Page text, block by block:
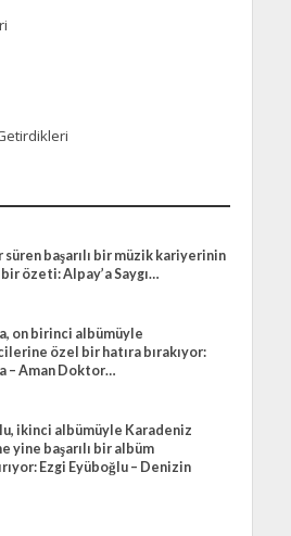
süren başarılı bir müzik kariyerinin
bir özeti: Alpay’a Saygı…
on birinci albümüyle
özel bir hatıra bırakıyor:
– Aman Doktor…
ikinci albümüyle Karadeniz
yine başarılı bir albüm
Ezgi Eyüboğlu – Denizin